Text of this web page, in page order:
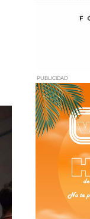
PUBLICIDAD